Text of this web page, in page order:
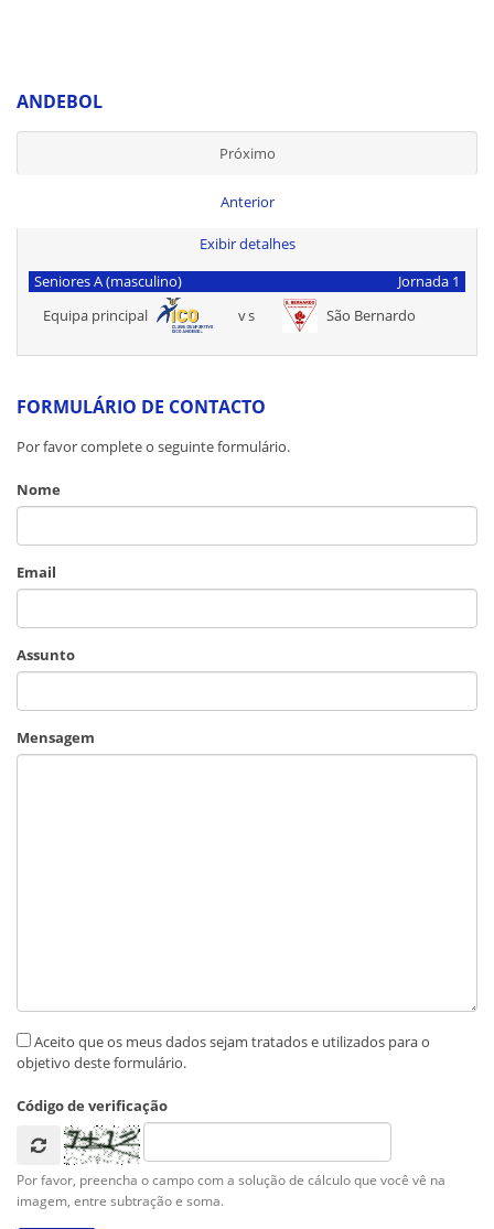
ANDEBOL
Próximo
Anterior
Exibir detalhes
Seniores A (masculino)
Jornada 1
Equipa principal
vs São Bernardo
FORMULÁRIO DE CONTACTO
Por favor complete o seguinte formulário.
Nome
Email
Assunto
Mensagem
Aceito que os meus dados sejam tratados e utilizados para o
objetivo deste formulário.
Código de verificação
Por favor, preencha o campo com a solução de cálculo que você vê na
imagem, entre subtração e soma.